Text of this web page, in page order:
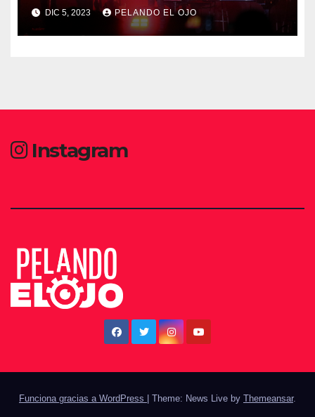
DIC 5, 2023 PELANDO EL OJO
Instagram
Funciona gracias a WordPress Theme: News Live by Themeansar.